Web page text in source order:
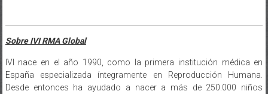
Sobre IVI RMA Global
IVI nace en el año 1990, como la primera institución médica en
España especializada íntegramente en Reproducción Humana.
Desde entonces ha ayudado a nacer a más de 250.000 niños